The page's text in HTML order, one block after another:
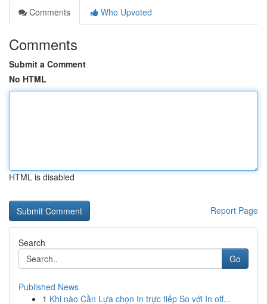
Comments
Who Upvoted
Comments
Submit a Comment
No HTML
HTML is disabled
Report Page
Search
Go
Published News
1 Khi nào Cần Lựa chọn In trực tiếp So với In off...